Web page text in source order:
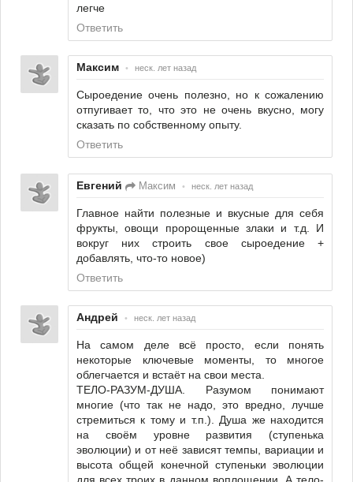
легче
Ответить
Максим • неск. лет назад
Сыроедение очень полезно, но к сожалению
отпугивает то, что это не очень вкусно, могу
сказать по собственному опыту.
Ответить
Евгений Максим • неск. лет назад
Главное найти полезные и вкусные для себя
фрукты, овощи пророщенные злаки и т.д. И
вокруг них строить свое сыроедение +
добавлять, что-то новое)
Ответить
Андрей • неск. лет назад
На самом деле всё просто, если понять
некоторые ключевые моменты, то многое
облегчается и встаёт на свои места.
ТЕЛО-РАЗУМ-ДУША. Разумом понимают
многие (что так не надо, это вредно, лучше
стремиться к тому и т.п.). Душа же находится
на своём уровне развития (ступенька
эволюции) и от неё зависят темпы, вариации и
высота общей конечной ступеньки эволюции
для всех троих в данном воплощении. А тело-